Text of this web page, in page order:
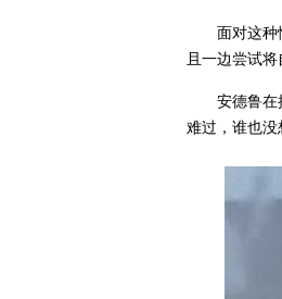
面对这
且一边尝试
安德鲁在
难过，谁也没